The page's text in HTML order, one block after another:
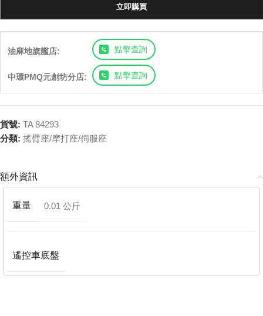
立即購買
油麻地旗艦店: 點擊查詢
中環PMQ元創坊分店: 點擊查詢
貨號: TA 84293
分類: 搖臂座/摩打座/伺服座
額外資訊
重量 0.01 公斤
遙控車底盤